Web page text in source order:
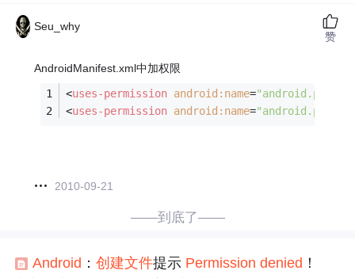
Seu_why
AndroidManifest.xml中加权限
<uses-permission android:name=
<uses-permission android:name=
2010-09-21
赞
——到底了——
Android ：创建文件提示 Permission denied ！